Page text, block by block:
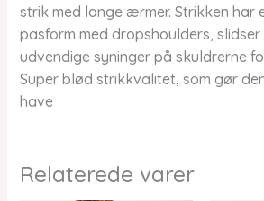
strik med lange ærmer. Strikken har
pasform med dropshoulders, slidser
udvendige syninger på skuldrerne
Super blød strikkvalitet, som gør
have
Relaterede varer